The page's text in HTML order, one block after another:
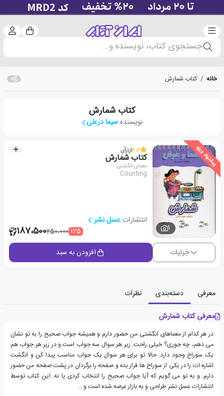
دسته‌بندی سبد
جستجوی کتاب، نویسنده و...
خانه / کتاب شمارش
کتاب شمارش
نویسنده:سیما درعلی
پیشنهاد ویژه
1
3.3از1رأی
کتاب شمارش
معمای انگشتی
Counting
انتشارات:عسل نشر
٪25250،000187،500
جزئیات افزودن به سبد
معرفی دسته‌بندی
نظرات
معرفی کتاب شمارش
در هر کدام از معماهای انگشتی من حضور دارم و همیشه جواب صحیح را به تو نشان
می دهم، چه جوری؟ خیلی راحت. زیر هر سوال سه جواب است و در زیر هر جواب هم
یک سوراخ وجود دارد. حالا تو برای هر سوال یک جواب مناسب پیدا کن و انگشت
اشاره ات را در یکی از سوراخ ها قرار بده و صفحه را برگردان در پشت صفحه من حضور
دارم. و به تو می گویم که آیا جواب صحیح را انتخاب کردی یا نه. این کتاب توسط
انتشارات عسل نشر طراحی و به بازار عرضه شده است و...